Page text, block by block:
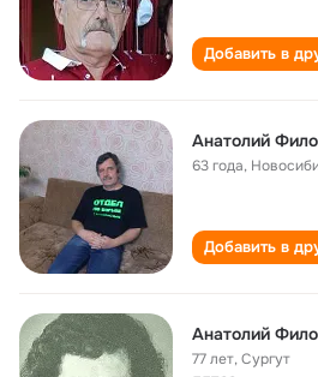
Добавить в
Анатолий
63 года,
Добавить в
Анатолий
77 лет,Сургут